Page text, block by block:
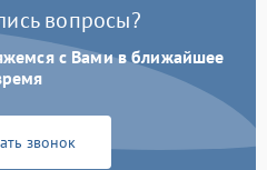
вопросы?
с Вами в ближайшее
звонок